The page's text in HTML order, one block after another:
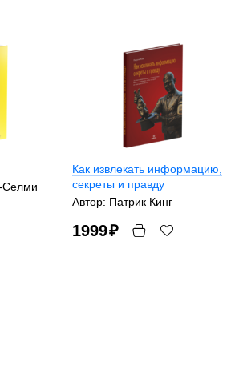
Селми
Как извлекать информацию,
секреты и правду
Автор: Патрик Кинг
1999₽